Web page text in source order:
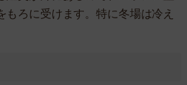
もろに受けます。特に冬場は冷え